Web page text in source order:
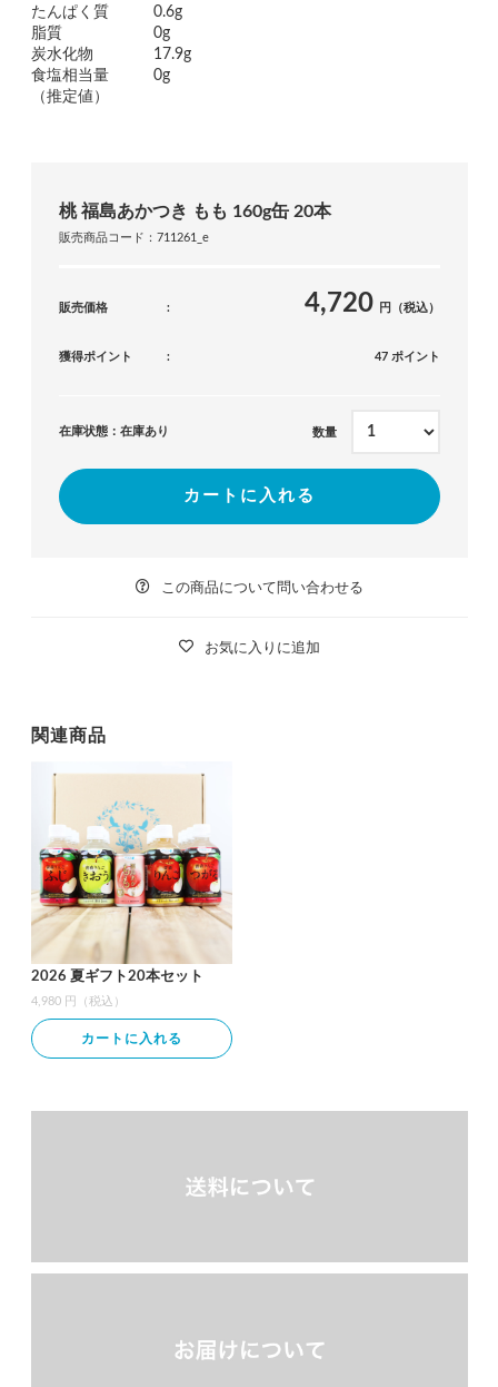
たんぱく質
0.6g
脂質
0g
炭水化物
17.9g
食塩相当量
0g
（推定値）
桃 福島あかつき もも 160g缶 20本
販売商品コード：711261_e
販売価格 4,720 円（税込）
獲得ポイント 47 ポイント
在庫状態：在庫あり 数量
カートに入れる
この商品について問い合わせる
お気に入りに追加
関連商品
2026 夏ギフト20本セット
4,980 円（税込）
カートに入れる